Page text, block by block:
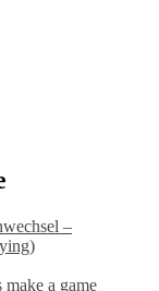
–
make a game